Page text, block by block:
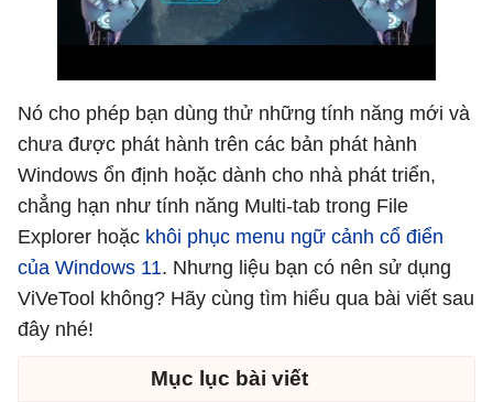
Nó cho phép bạn dùng thử những tính năng mới và
chưa được phát hành trên các bản phát hành
Windows ổn định hoặc dành cho nhà phát triển,
chẳng hạn như tính năng Multi-tab trong File
Explorer hoặc khôi phục menu ngữ cảnh cổ điển
của Windows 11. Nhưng liệu bạn có nên sử dụng
ViVeTool không? Hãy cùng tìm hiểu qua bài viết sau
đây nhé!
Mục lục bài viết